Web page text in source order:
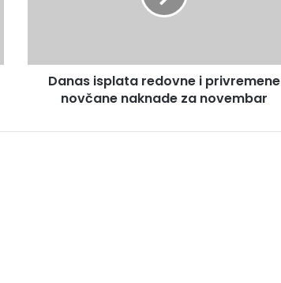
Danas isplata redovne i privremene
novčane naknade za novembar